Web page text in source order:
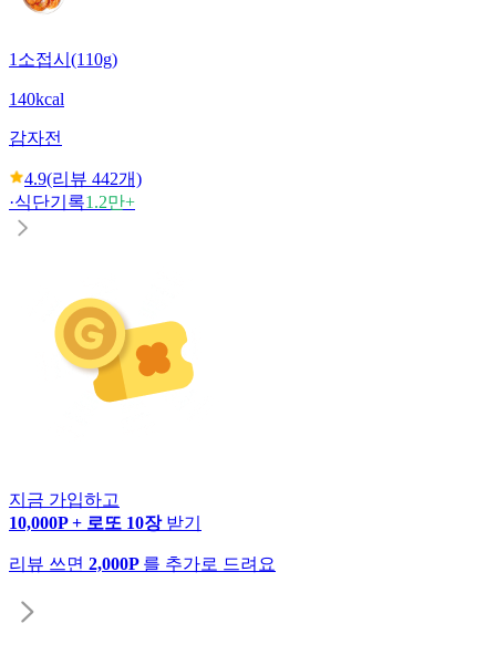
1소접시(110g)
140kcal
감자전
4.9(리뷰 442개)
·식단기록1.2만+
지금 가입하고
10,000P + 로또 10장 받기
리뷰 쓰면 2,000P 를 추가로 드려요